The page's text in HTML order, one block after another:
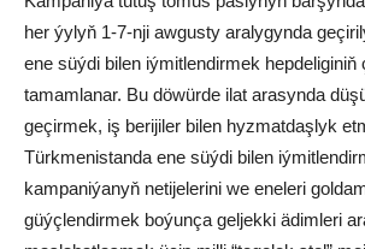
her ýylyň 1-7-nji awgusty aralygynda
ene süýdi bilen iýmitlendirmek hepdeliginiň
tamamlanar. Bu döwürde ilat arasynda
geçirmek, iş berijiler bilen hyzmatdaşlyk
Türkmenistanda ene süýdi bilen
kampaniýanyň netijelerini we eneleri
güýçlendirmek boýunça geljekki ädimleri